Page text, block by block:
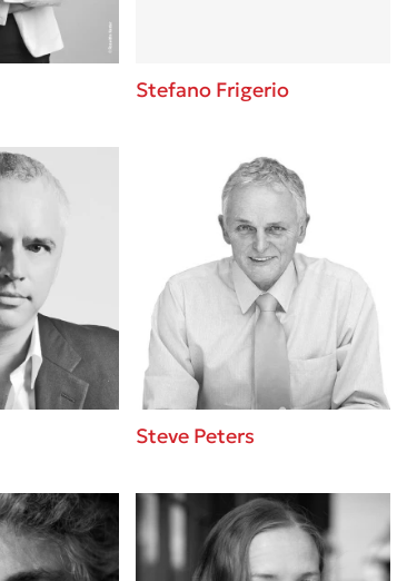
Stefano Frigerio
Steve Peters